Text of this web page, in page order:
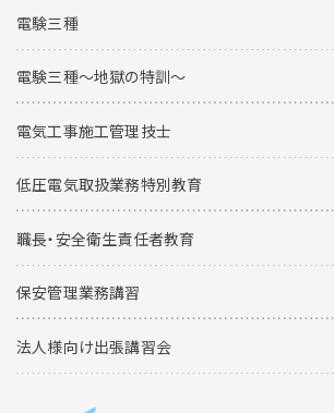
電験三種
電験三種〜地獄の特訓〜
電気工事施工管理技士
低圧電気取扱業務特別教育
職長・安全衛生責任者教育
保安管理業務講習
法人様向け出張講習会